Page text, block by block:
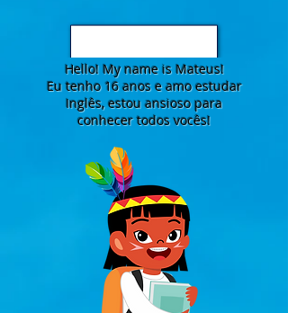
Hello! My name is Mateus!
Eu tenho 16 anos e amo estudar
Inglês, estou ansioso para
conhecer todos vocês!